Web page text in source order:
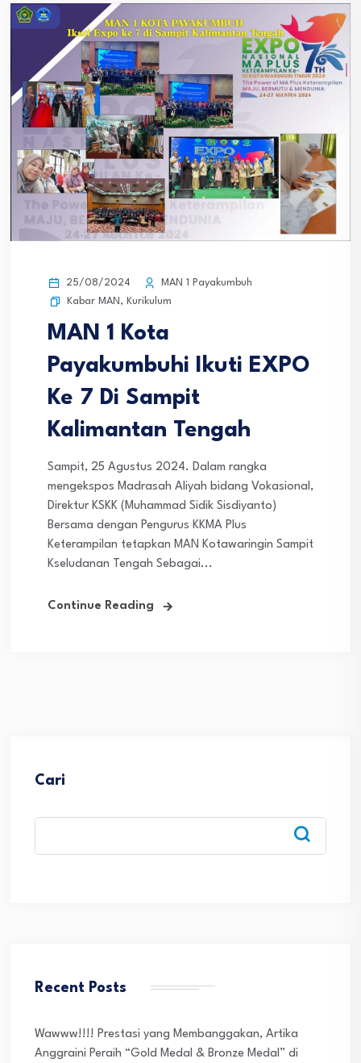
25/08/2024
MAN 1 Payakumbuh
Kabar MAN , Kurikulum
MAN 1 Kota
Payakumbuhi Ikuti EXPO
Ke 7 Di Sampit
Kalimantan Tengah
Sampit, 25 Agustus 2024. Dalam rangka
mengekspos Madrasah Aliyah bidang Vokasional,
Direktur KSKK (Muhammad Sidik Sisdiyanto)
Bersama dengan Pengurus KKMA Plus
Keterampilan tetapkan MAN Kotawaringin Sampit
Kseludanan Tengah Sebagai...
Continue Reading
Cari
Recent Posts
Wawww!!!! Prestasi yang Membanggakan, Artika
Anggraini Peraih “Gold Medal & Bronze Medal” di